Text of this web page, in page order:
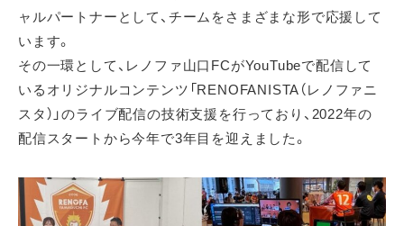
ャルパートナーとして、チームをさまざまな形で応援して
います。
その一環として、レノファ山口FCがYouTubeで配信して
いるオリジナルコンテンツ「RENOFANISTA（レノファニ
スタ）」のライブ配信の技術支援を行っており、2022年の
配信スタートから今年で3年目を迎えました。